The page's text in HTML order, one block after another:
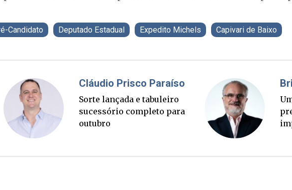
Candidato Deputado Estadual Expedito Michels Capivari de Baixo
Fabiano Bordignon
Ponte Anita Garibaldi virou
palanque eleitoral